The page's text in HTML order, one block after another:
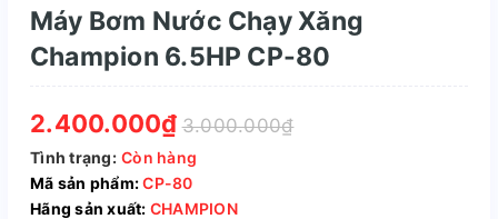
Máy Bơm Nước Chạy Xăng
Champion 6.5HP CP-80
2.400.000₫ 3.000.000₫
Tình trạng: Còn hàng
Mã sản phẩm:CP-80
Hãng sản xuất: CHAMPION